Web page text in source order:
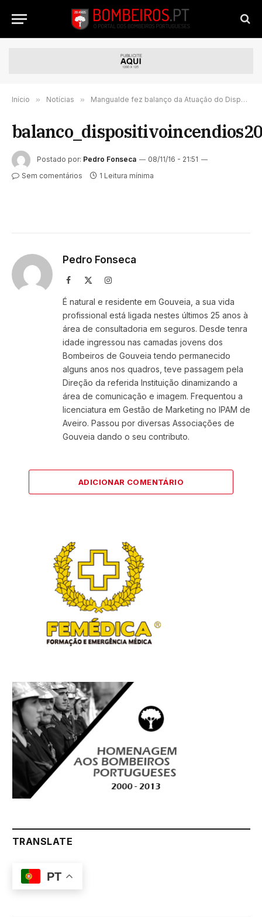
Início » Notícias » Mangualde fez balanço da Atuação do Dispositivo Especial contra Incêndios Florestais
Postado por: Pedro Fonseca
08/11/16 - 21:51
Sem comentários
1 Leitura mínima
Pedro Fonseca
Facebook Instagram
É natural e residente em Gouveia, a sua vida
profissional está ligada nestes últimos 25 anos à
área de consultadoria em seguros. Desde tenra
idade ingressou nas camadas jovens dos
Bombeiros de Gouveia tendo permanecido
alguns anos nos quadros, teve passagem pela
Direção da referida Instituição dinamizando a
área de comunicação e imagem. Frequentou a
licenciatura em Gestão de Marketing no IPAM de
Aveiro. Passou por diversas Associações de
Gouveia dando o seu contributo.
ADICIONAR COMENTÁRIO
TRANSLATE
PT